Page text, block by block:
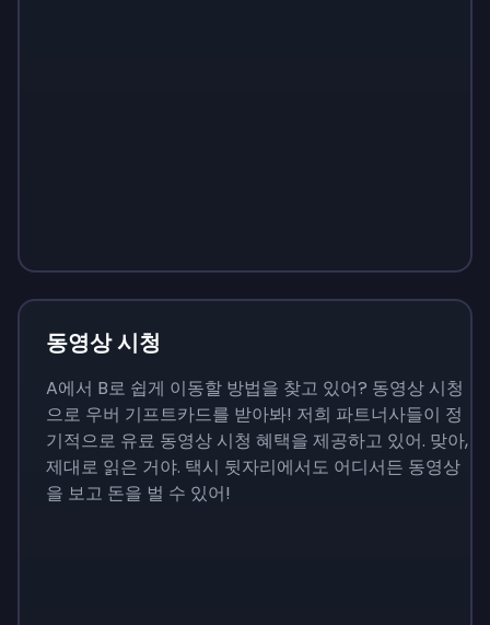
동영상 시청
A에서 B로 쉽게 이동할 방법을 찾고 있어? 동영상 시청
으로 우버 기프트카드를 받아봐! 저희 파트너사들이 정
기적으로 유료 동영상 시청 혜택을 제공하고 있어. 맞아,
제대로 읽은 거야. 택시 뒷자리에서도 어디서든 동영상
을 보고 돈을 벌 수 있어!